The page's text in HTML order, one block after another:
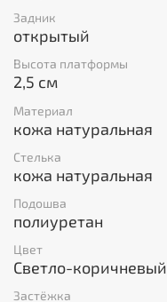
Задник
открытый
Высота платформы
2,5 см
Материал
кожа натуральная
Стелька
кожа натуральная
Подошва
полиуретан
Цвет
Светло-коричневый
Застёжка